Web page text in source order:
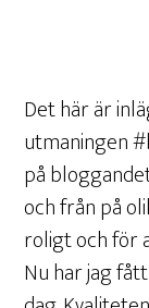
Det här är
utmaningen
på
och från på
roligt och för
Nu har jag